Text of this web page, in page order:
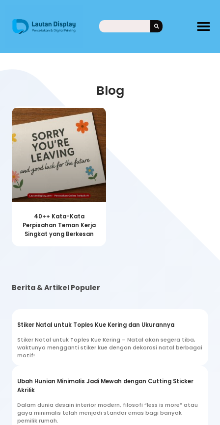
Blog
40++ Kata-Kata
Perpisahan Teman Kerja
Singkat yang Berkesan
Berita & Artikel Populer
Stiker Natal untuk Toples Kue Kering dan Ukurannya
Stiker Natal untuk Toples Kue Kering – Natal akan segera tiba,
waktunya mengganti stiker kue dengan dekorasi natal berbagai
motif!
Ubah Hunian Minimalis Jadi Mewah dengan Cutting Sticker
Akrilik
Dalam dunia desain interior modern, filosofi “less is more” atau
gaya minimalis telah menjadi standar emas bagi banyak
pemilik rumah.